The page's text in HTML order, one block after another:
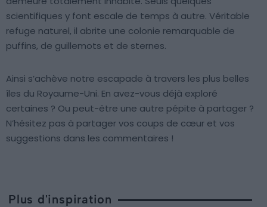
scientifiques y font escale de temps à autre. Véritable
refuge naturel, il abrite une colonie remarquable de
puffins, de guillemots et de sternes.
Ainsi s’achève notre escapade à travers les plus belles
îles du Royaume-Uni. En avez-vous déjà exploré
certaines ? Ou peut-être une autre pépite à partager ?
N’hésitez pas à partager vos coups de cœur et vos
suggestions dans les commentaires !
Plus d'inspiration